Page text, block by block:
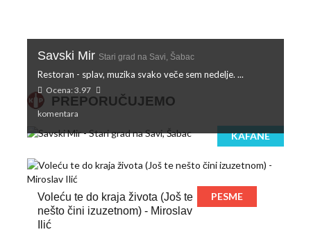
PREPORUČUJEMO
KAFANE
Savski Mir Stari grad na Savi, Šabac
Restoran - splav, muzika svako veče sem nedelje. ...
Ocena: 3.97
komentara
Voleću te do kraja života (Još te
nešto čini izuzetnom) - Miroslav
Ilić
PESME